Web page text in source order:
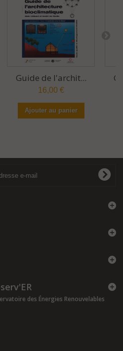
Guide de l'archit...
16,00 €
Ajouter au panier
des Énergies Renouvelables